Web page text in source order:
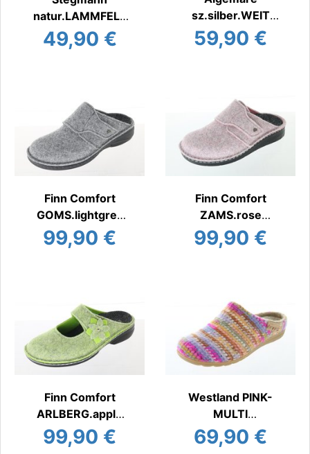
natur.LAMMFELL
Hauspantoffel
warm
49,90 €
sz.silber.WEIT
Hauspantoffel
warm
59,90 €
Finn Comfort
GOMS.lightgrey
Hauspantoffel
warm
99,90 €
Finn Comfort
ZAMS.rose
Hauspantoffel
warm
99,90 €
Finn Comfort
ARLBERG.apple
Hauspantoffel
warm
99,90 €
Westland PINK-
MULTI
Hauspantoffel
warm
69,90 €